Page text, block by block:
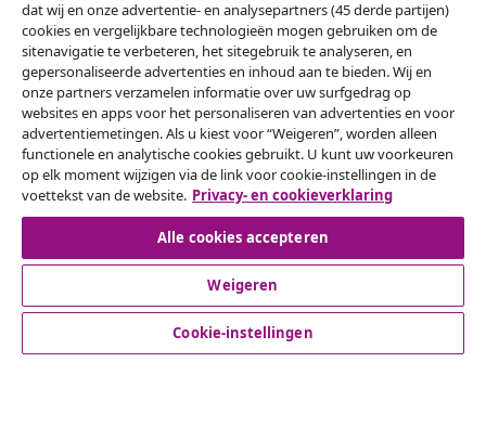
Klantenservice
Zakelijk
vidaXL
Ontdek meer
dat wij en onze advertentie- en analysepartners (45 derde partijen)
cookies en vergelijkbare technologieën mogen gebruiken om de
sitenavigatie te verbeteren, het sitegebruik te analyseren, en
gepersonaliseerde advertenties en inhoud aan te bieden. Wij en
onze partners verzamelen informatie over uw surfgedrag op
websites en apps voor het personaliseren van advertenties en voor
advertentiemetingen. Als u kiest voor “Weigeren”, worden alleen
functionele en analytische cookies gebruikt. U kunt uw voorkeuren
op elk moment wijzigen via de link voor cookie-instellingen in de
voettekst van de website. Privacy- en cookieverklaring
Alle cookies accepteren
Weigeren
Cookie-instellingen